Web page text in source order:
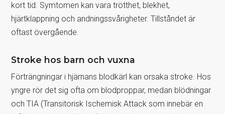
kort tid. Symtomen kan vara trötthet, blekhet,
hjärtklappning och andningssvårigheter. Tillståndet är
oftast övergående.
Stroke hos barn och vuxna
Förträngningar i hjärnans blodkärl kan orsaka stroke. Hos
yngre rör det sig ofta om blodproppar, medan blödningar
och TIA (Transitorisk Ischemisk Attack som innebär en